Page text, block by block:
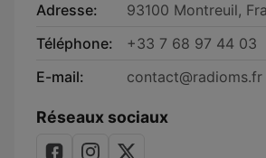
Adresse:
93100 Montreuil,
Téléphone:
+33 7 68 97 44 03
E-mail:
contact@radioms.fr
Réseaux sociaux